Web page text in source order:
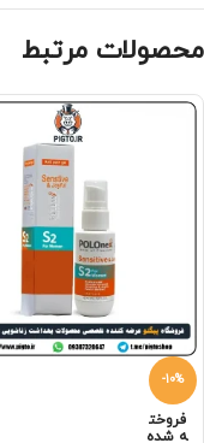
محصولات مرتبط
-10%
فروخت
ه شده